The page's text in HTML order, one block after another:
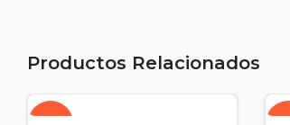
Productos Relacionados